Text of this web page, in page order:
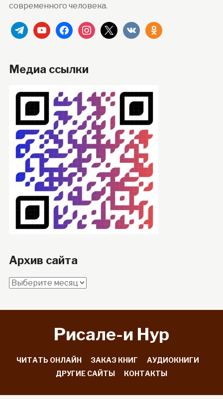
современного человека.
telegramyoutubefacebookinstagram
x vkontakteodnoklassniki
Медиа ссылки
Архив сайта
Архив
Рисале-и Hyp
ЧИТАТЬ ОНЛАЙН ЗАКАЗ КНИГ
АУДИОКНИГИ
ДРУГИЕ САЙТЫ
КОНТАКТЫ